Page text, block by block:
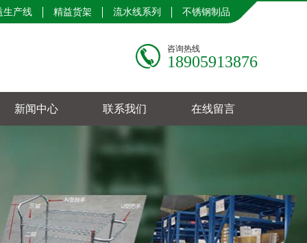
生产线 精益货架 流水线系列 不锈钢制品
咨询热线
18905913876
新闻中心 联系我们 在线留言